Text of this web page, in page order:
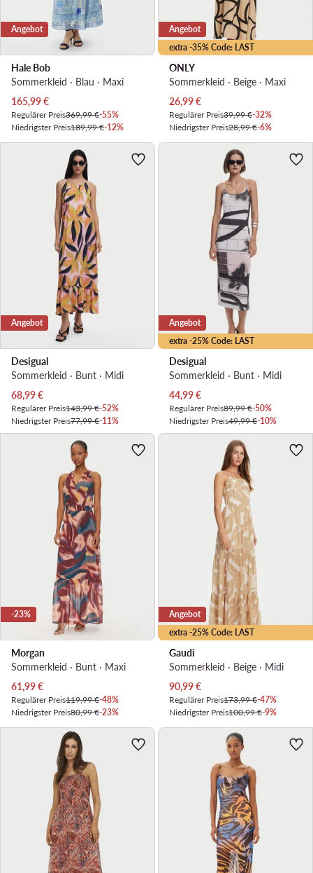
Angebot
Hale Bob
Sommerkleid · Blau · Maxi
Aktueller Preis
165,99€
Regulärer Preis369,99 €-55%
Niedrigster Preis189,99 €-12%
extra -35% Code: LAST
Angebot
ONLY
Sommerkleid · Beige · Maxi
Aktueller Preis
26,99€
Regulärer Preis39,99 €-32%
Niedrigster Preis28,99 €-6%
Angebot
Desigual
Sommerkleid · Bunt · Midi
Aktueller Preis
68,99€
Regulärer Preis143,99 €-52%
Niedrigster Preis77,99 €-11%
extra -25% Code: LAST
Angebot
Desigual
Sommerkleid · Bunt · Midi
Aktueller Preis
44,99€
Regulärer Preis89,99 €-50%
Niedrigster Preis49,99 €-10%
-23%
Morgan
Sommerkleid · Bunt · Maxi
Aktueller Preis
61,99€
Regulärer Preis119,99 €-48%
Niedrigster Preis80,99 €-23%
extra -25% Code: LAST
Angebot
Gaudi
Sommerkleid · Beige · Midi
Aktueller Preis
90,99€
Regulärer Preis173,99 €-47%
Niedrigster Preis100,99 €-9%